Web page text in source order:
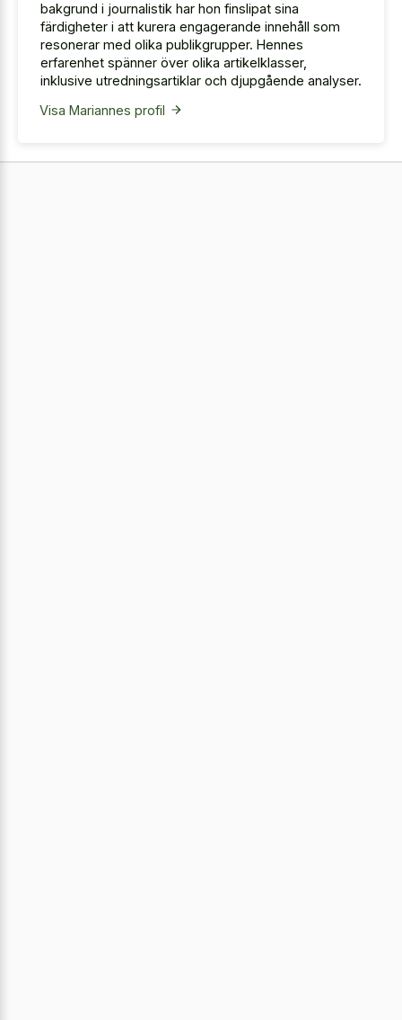
bakgrund i journalistik har hon finslipat sina
färdigheter i att kurera engagerande innehåll som
resonerar med olika publikgrupper. Hennes
erfarenhet spänner över olika artikelklasser,
inklusive utredningsartiklar och djupgående analyser.
Visa Mariannes profil